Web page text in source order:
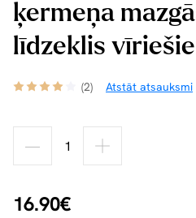
ķermeņa
līdzeklis
(2) Atstāt atsauksmi
16.90€